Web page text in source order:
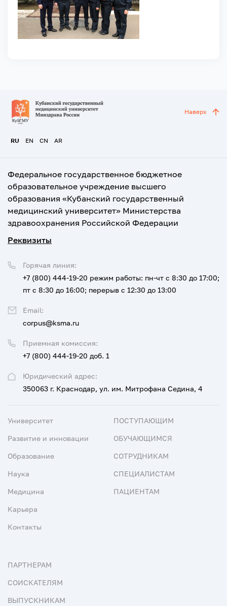
RU EN CN AR
Наверх
Федеральное государственное бюджетное
образовательное учреждение высшего
образования «Кубанский государственный
медицинский университет» Министерства
здравоохранения Российской Федерации
Реквизиты
Юридический адрес:
350063 г. Краснодар, ул. им. Митрофана Седина, 4
Приемная комиссия:
+7 (800) 444-19-20 доб. 1
Горячая линия:
+7 (800) 444-19-20 режим работы: пн-чт с 8:30 до 17:00;
пт с 8:30 до 16:00; перерыв с 12:30 до 13:00
Email:
corpus@ksma.ru
Университет
Развитие и инновации
Образование
Наука
Медицина
Карьера
Контакты
ПОСТУПАЮЩИМ
ОБУЧАЮЩИМСЯ
СОТРУДНИКАМ
СПЕЦИАЛИСТАМ
ПАЦИЕНТАМ
ПАРТНЕРАМ
СОИСКАТЕЛЯМ
ВЫПУСКНИКАМ